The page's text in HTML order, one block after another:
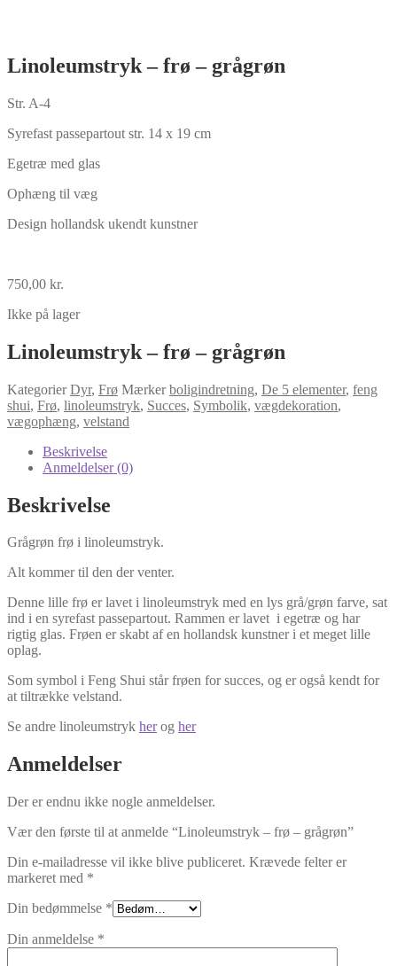
Linoleumstryk – frø – grågrøn
Str. A-4
Syrefast passepartout str. 14 x 19 cm
Egetræ med glas
Ophæng til væg
Design hollandsk ukendt kunstner
750,00 kr.
Ikke på lager
Linoleumstryk – frø – grågrøn
Kategorier Dyr, Frø Mærker boligindretning, De 5 elementer, feng
shui, Frø, linoleumstryk, Succes, Symbolik, vægdekoration,
vægophæng, velstand
Beskrivelse
Anmeldelser (0)
Beskrivelse
Grågrøn frø i linoleumstryk.
Alt kommer til den der venter.
Denne lille frø er lavet i linoleumstryk med en lys grå/grøn farve, sat
ind i en syrefast passepartout. Rammen er lavet i egetræ og har
rigtig glas. Frøen er skabt af en hollandsk kunstner i et meget lille
oplag.
Som symbol i Feng Shui står frøen for succes, og er også kendt for
at tiltrække velstand.
Se andre linoleumstryk herog her
Anmeldelser
Der er endnu ikke nogle anmeldelser.
Vær den første til at anmelde “Linoleumstryk – frø – grågrøn”
Din e-mailadresse vil ikke blive publiceret. Krævede felter er
markeret med *
Din bedømmelse *
Din anmeldelse *